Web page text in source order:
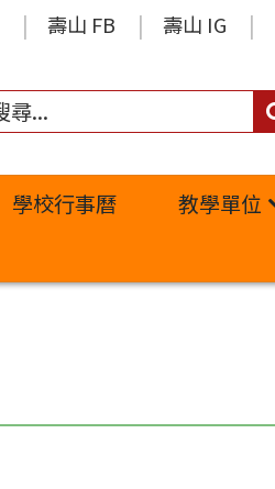
壽山 FB 壽山 IG
學校行事曆 教學單位